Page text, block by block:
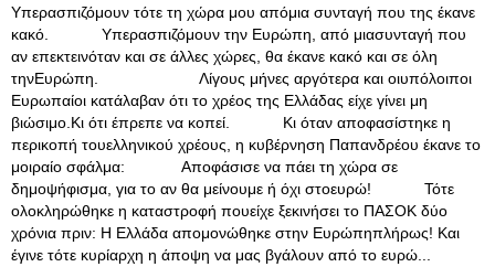
Υπερασπιζόμουν τότε τη χώρα μου απόμια συνταγή που της έκανε
κακό. Υπερασπιζόμουν την Ευρώπη, από μιασυνταγή που
αν επεκτεινόταν και σε άλλες χώρες, θα έκανε κακό και σε όλη
τηνΕυρώπη. Λίγους μήνες αργότερα και οιυπόλοιποι
Ευρωπαίοι κατάλαβαν ότι το χρέος της Ελλάδας είχε γίνει μη
βιώσιμο.Κι ότι έπρεπε να κοπεί. Κι όταν αποφασίστηκε η
περικοπή τουελληνικού χρέους, η κυβέρνηση Παπανδρέου έκανε το
μοιραίο σφάλμα: Αποφάσισε να πάει τη χώρα σε
δημοψήφισμα, για το αν θα μείνουμε ή όχι στοευρώ! Τότε
ολοκληρώθηκε η καταστροφή πουείχε ξεκινήσει το ΠΑΣΟΚ δύο
χρόνια πριν: Η Ελλάδα απομονώθηκε στην Ευρώπηπλήρως! Και
έγινε τότε κυρίαρχη η άποψη να μας βγάλουν από το ευρώ...